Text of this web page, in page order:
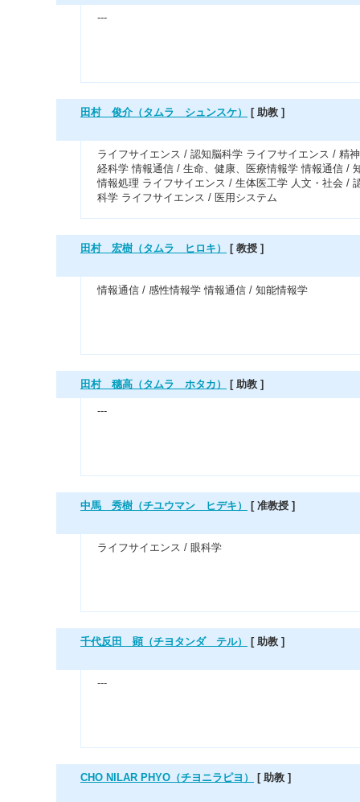
---
田村 俊介（タムラ シュンスケ） [ 助教 ]
ライフサイエンス / 認知脳科学 ライフサイエンス / 精
経科学 情報通信 / 生命、健康、医療情報学 情報通信 /
情報処理 ライフサイエンス / 生体医工学 人文・社会 /
科学 ライフサイエンス / 医用システム
田村 宏樹（タムラ ヒロキ） [ 教授 ]
情報通信 / 感性情報学 情報通信 / 知能情報学
田村 穗高（タムラ ホタカ） [ 助教 ]
---
中馬 秀樹（チユウマン ヒデキ） [ 准教授 ]
ライフサイエンス / 眼科学
千代反田 顕（チヨタンダ テル） [ 助教 ]
---
CHO NILAR PHYO（チヨニラピヨ） [ 助教 ]